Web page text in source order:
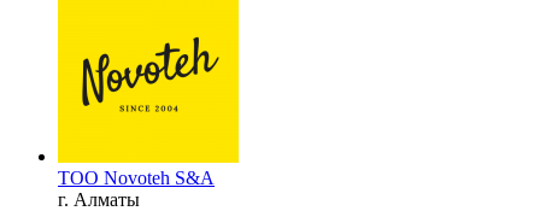
ТОО Novoteh S&A
г. Алматы